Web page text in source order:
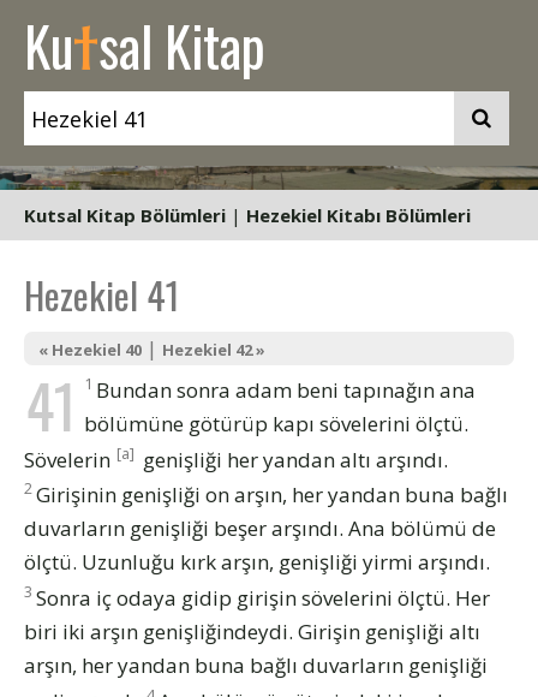
Kutsal Kitap
Kutsal Kitap Bölümleri | Hezekiel Kitabı Bölümleri
Hezekiel 41
« Hezekiel 40 | Hezekiel 42 »
41 1 Bundan sonra adam beni tapınağın ana
bölümüne götürüp kapı sövelerini ölçtü.
Sövelerin [a] genişliği her yandan altı arşındı.
2Girişinin genişliği on arşın, her yandan buna bağlı
duvarların genişliği beşer arşındı. Ana bölümü de
ölçtü. Uzunluğu kırk arşın, genişliği yirmi arşındı.
3 Sonra iç odaya gidip girişin sövelerini ölçtü. Her
biri iki arşın genişliğindeydi. Girişin genişliği altı
arşın, her yandan buna bağlı duvarların genişliği